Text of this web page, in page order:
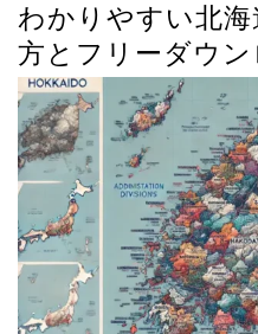
わかりやすい北海
方とフリーダウ